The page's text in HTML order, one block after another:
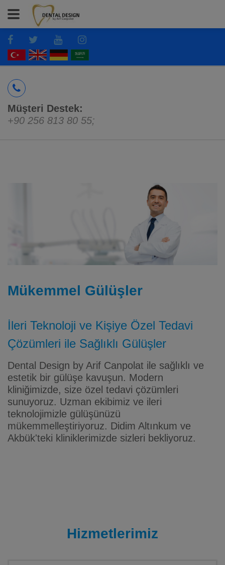
Müşteri Destek:
+90 256 813 80 55;
Mükemmel Gülüşler
İleri Teknoloji ve Kişiye Özel Tedavi
Çözümleri ile Sağlıklı Gülüşler
Dental Design by Arif Canpolat ile sağlıklı ve
estetik bir gülüşe kavuşun. Modern
kliniğimizde, size özel tedavi çözümleri
sunuyoruz. Uzman ekibimiz ve ileri
teknolojimizle gülüşünüzü
mükemmelleştiriyoruz. Didim Altınkum ve
Akbük'teki kliniklerimizde sizleri bekliyoruz.
Hizmetlerimiz